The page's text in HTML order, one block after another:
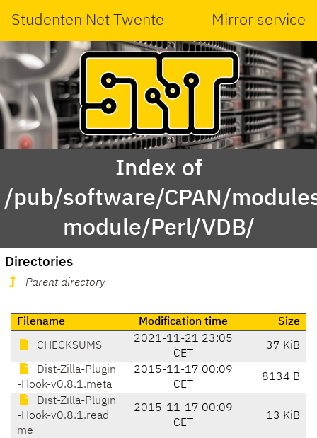
Studenten Net Twente Mirror service
Index of
/pub/software/CPAN/
module/Perl/VDB/
Directories
Parent directory
Filename Modification time Size
CHECKSUMS
2021-11-21 23:05
CET
37 KiB
Dist-Zilla-Plugin
-Hook-v0.8.1.meta
2015-11-17 00:09
CET
8134 B
Dist-Zilla-Plugin
-Hook-v0.8.1.read
me
2015-11-17 00:09
CET
13 KiB